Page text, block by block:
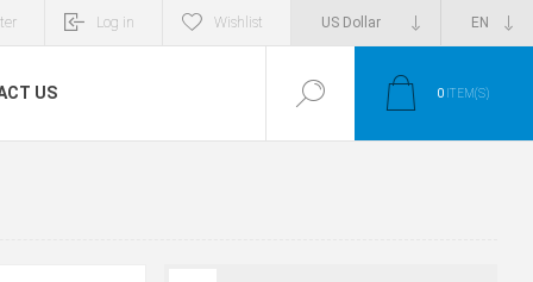
Log in Wishlist
US 0 ITEM(S)